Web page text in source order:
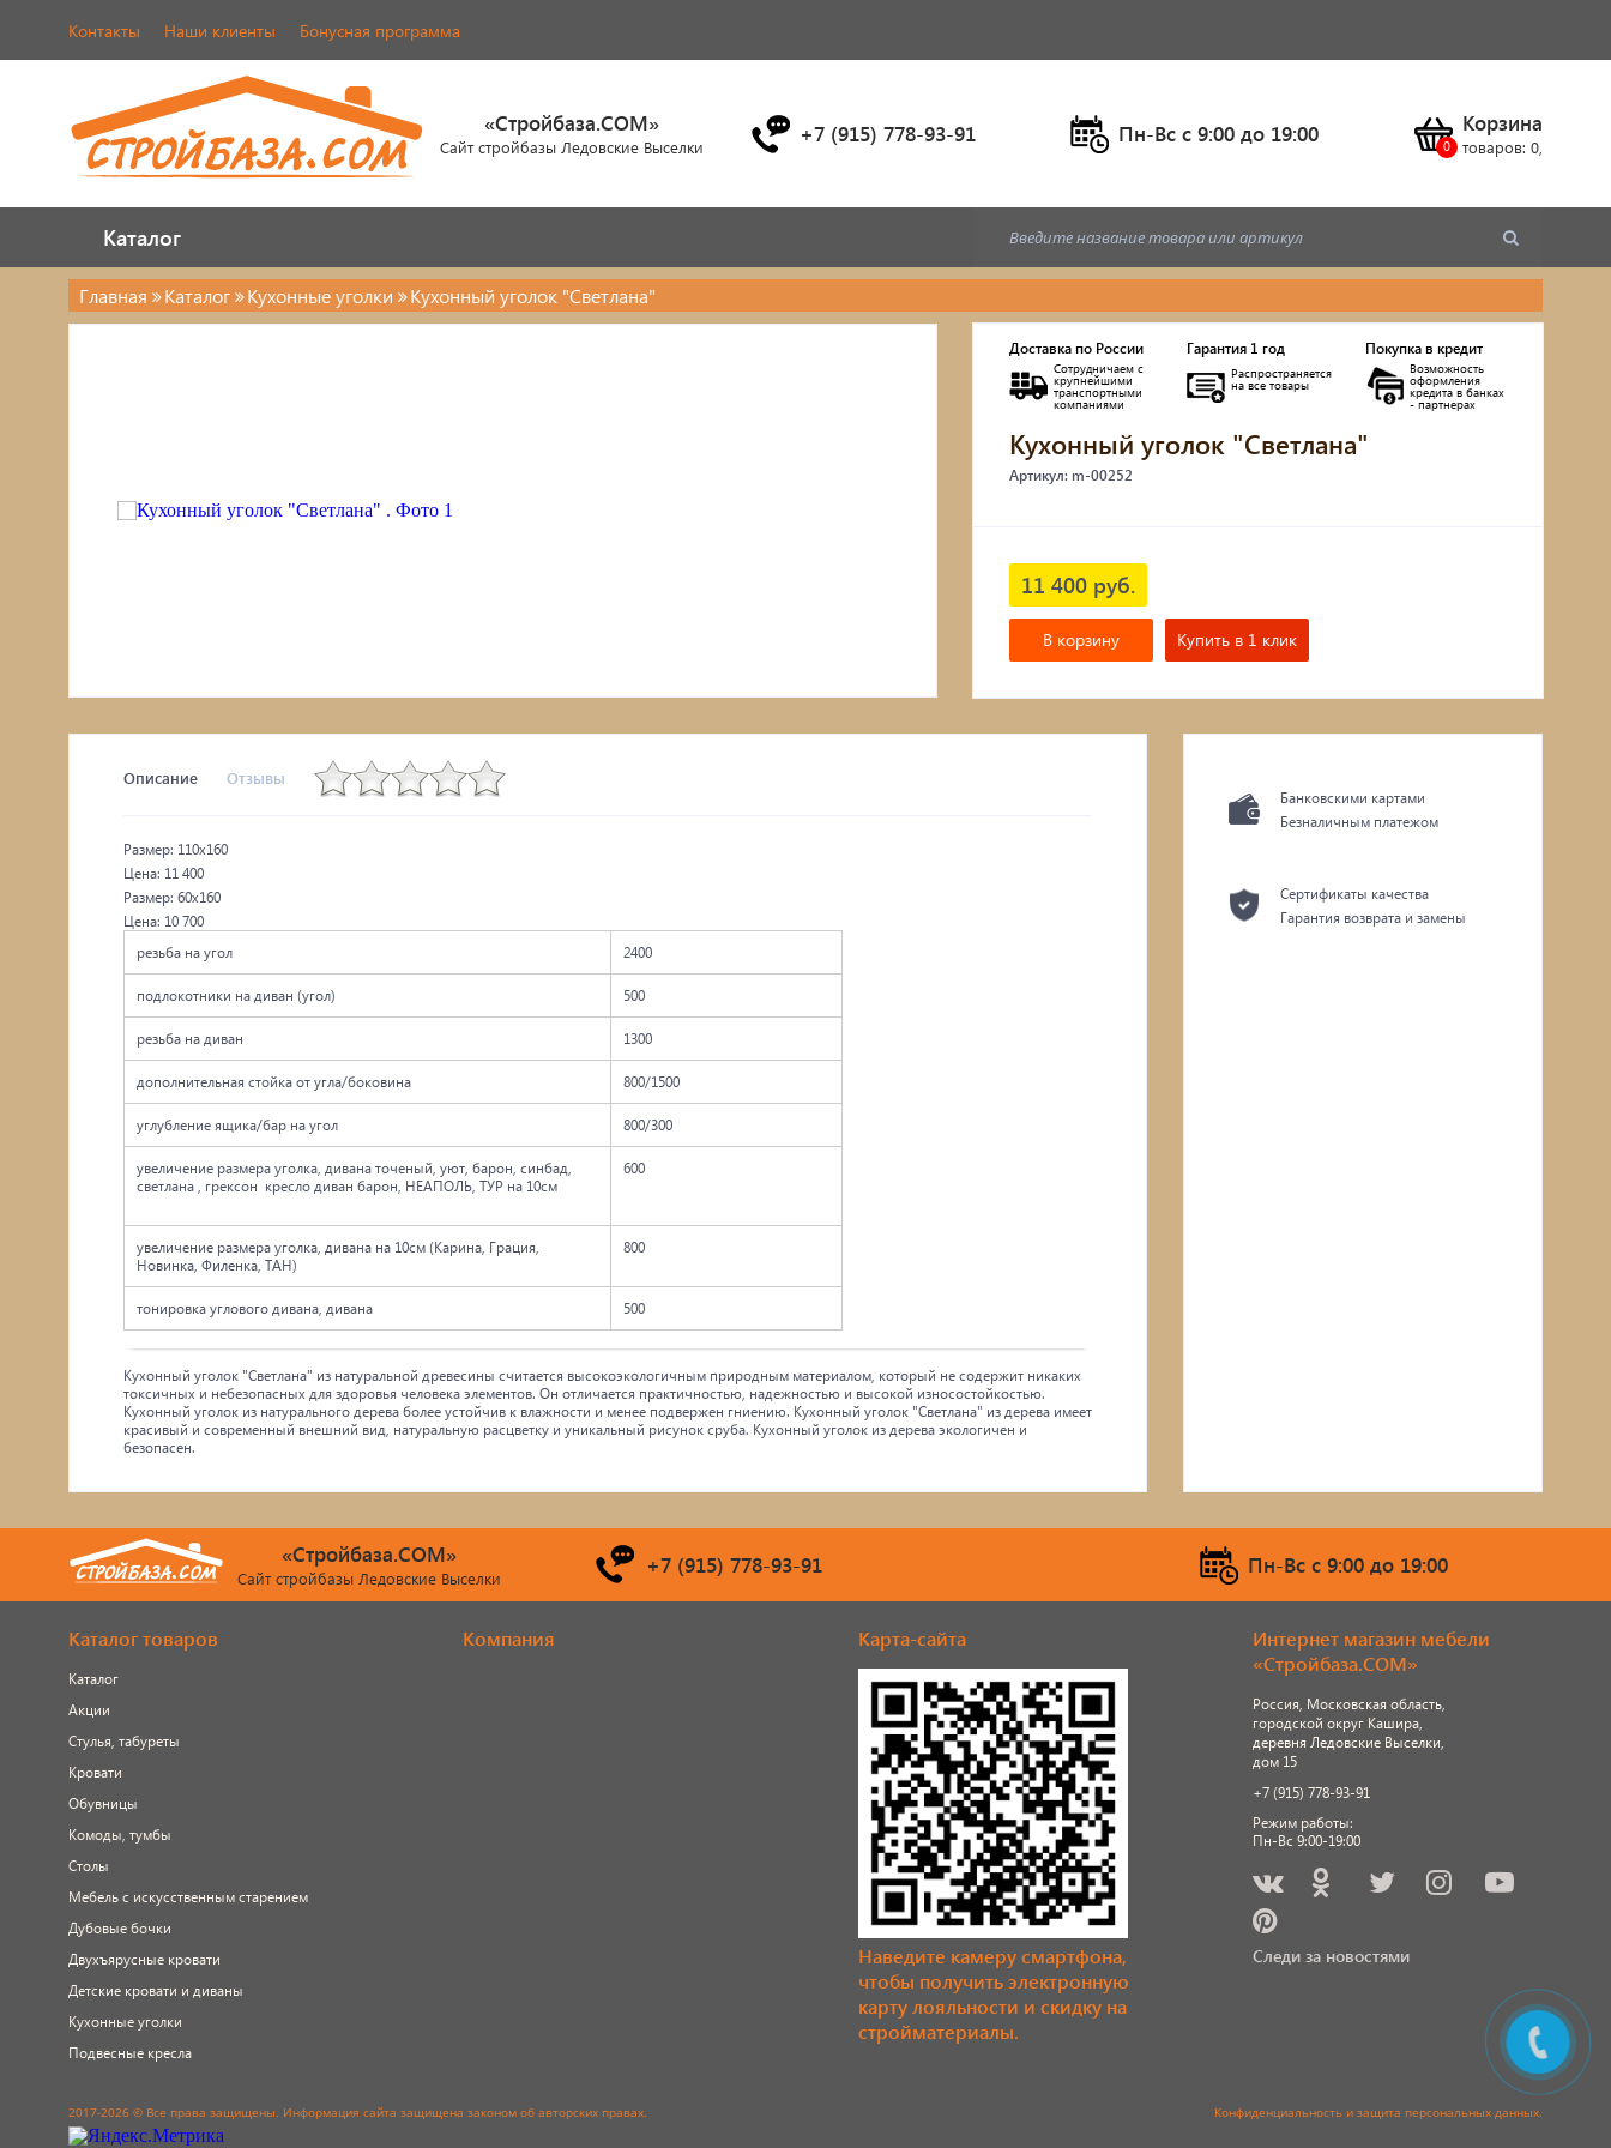
Контакты Наши клиенты Бонусная программа
«Стройбаза.COM»
Сайт стройбазы Ледовские Выселки +7 (915) 778-93-91 Пн-Вс c 9:00 до 19:00 Корзина
товаров: 0,
Каталог
Каталог
Каталог
Обувницы
Дубовые бочки
Двухъярусные кровати
Детские кровати и диваны
Главная Каталог Кухонные уголки Кухонный уголок "Светлана"
Доставка по России
Сотрудничаем с
крупнейшими
транспортными
компаниями
Гарантия 1 год
Распространяется
на все товары
Покупка в кредит
Возможность
оформления
кредита в банках
- партнерах
Кухонный уголок "Светлана"
Артикул: m-00252
11 400 руб.
В корзину Купить в 1 клик
Описание Отзывы
Размер: 110х160
Цена: 11 400
Размер: 60х160
Цена: 10 700
резьба на угол
2400
подлокотники на диван (угол) 500
резьба на диван 1300
дополнительная стойка от угла/боковина 800/1500
углубление ящика/бар на угол 800/300
увеличение размера уголка, дивана точеный, уют, барон, синбад,
светлана , грексон кресло диван барон, НЕАПОЛЬ, ТУР на 10см
600
увеличение размера уголка, дивана на 10см (Карина, Грация,
Новинка, Филенка, ТАН)
800
тонировка углового дивана, дивана 500
Кухонный уголок "Светлана" из натуральной древесины считается высокоэкологичным природным материалом, который не содержит никаких
токсичных и небезопасных для здоровья человека элементов. Он отличается практичностью, надежностью и высокой износостойкостью.
Кухонный уголок из натурального дерева более устойчив к влажности и менее подвержен гниению. Кухонный уголок "Светлана" из дерева имеет
красивый и современный внешний вид, натуральную расцветку и уникальный рисунок сруба. Кухонный уголок из дерева экологичен и
безопасен.
Банковскими картами
Безналичным платежом
Сертификаты качества
Гарантия возврата и замены
«Стройбаза.COM»
Сайт стройбазы Ледовские Выселки +7 (915) 778-93-91 Пн-Вс c 9:00 до 19:00
Каталог товаров
Каталог
Акции
Стулья, табуреты
Кровати
Обувницы
Комоды, тумбы
Столы
Мебель с искусственным старением
Дубовые бочки
Двухъярусные кровати
Детские кровати и диваны
Кухонные уголки
Подвесные кресла
Компания Карта-сайта
Наведите камеру смартфона,
чтобы получить электронную
карту лояльности и скидку на
стройматериалы.
Интернет магазин мебели
«Стройбаза.COM»
Россия, Московская область,
городской округ Кашира,
деревня Ледовские Выселки,
дом 15
+7 (915) 778-93-91
Режим работы:
Пн-Вс 9:00-19:00
Следи за новостями
2017-2026 © Все права защищены. Информация сайта защищена законом об авторских правах. Конфиденциальность и защита персональных данных.